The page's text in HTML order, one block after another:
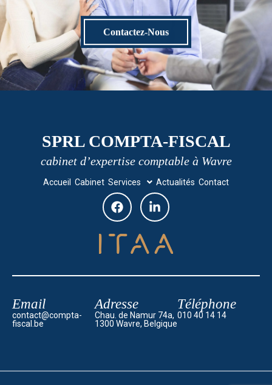
Contactez-Nous
SPRL COMPTA-FISCAL
cabinet d’expertise comptable à Wavre
Accueil Cabinet Services Actualités Contact
Email
contact@compta-
fiscal.be
Adresse
Chau. de Namur 74a,
1300 Wavre, Belgique
Téléphone
010 40 14 14